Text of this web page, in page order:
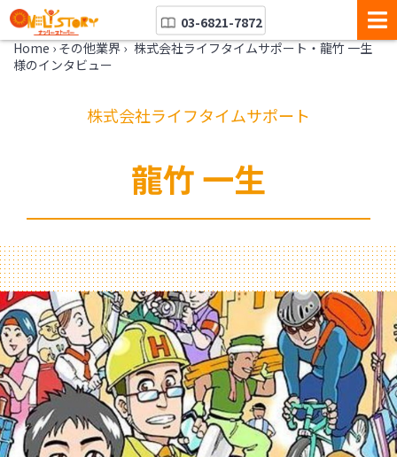
03-6821-7872
Home › その他業界 › 株式会社ライフタイムサポート・龍竹 一生
様のインタビュー
株式会社ライフタイムサポート
龍竹 一生